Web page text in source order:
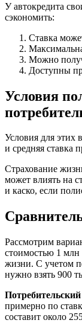
У автокредита
сэкономить:
Ставка
Можно
Доступны
Условия
Условия для этих
и средняя ставка
Страхование
может влиять на
и каско, если
Рассмотрим
стоимостью 1 млн
жизни. С учетом
нужно взять 900
примерно по
составит около